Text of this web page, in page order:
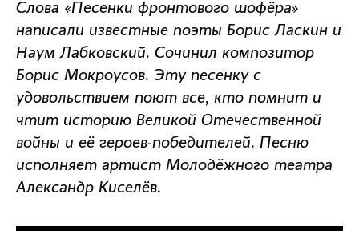
Слова «Песенки фронтового шофёра»
написали известные поэты Борис Ласкин и
Наум Лабковский. Сочинил композитор
Борис Мокроусов. Эту песенку с
удовольствием поют все, кто помнит и
чтит историю Великой Отечественной
войны и её героев-победителей. Песню
исполняет артист Молодёжного театра
Александр Киселёв.